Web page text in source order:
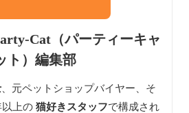
Cat（パーティーキャ
ト）編集部
、元ペットショップバイヤー、そ
以上の 猫好きスタッフで構成され